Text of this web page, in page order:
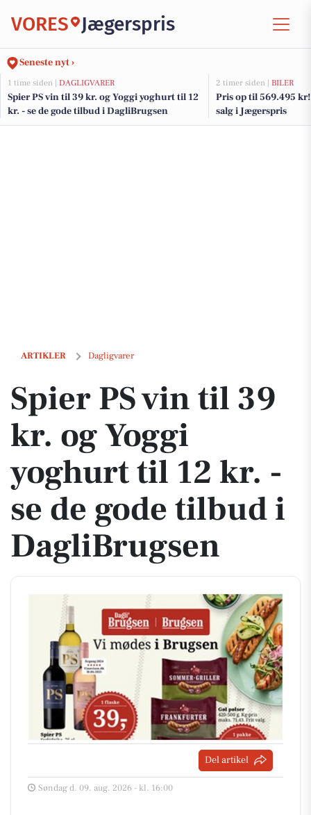
VORES Jægerspris
Seneste nyt ›
1 time siden | DAGLIGVARER
Spier PS vin til 39 kr. og Yoggi yoghurt til 12
kr. - se de gode tilbud i DagliBrugsen
2 timer siden | BILER
Pris op til 569.495
salg i Jægerspris
ARTIKLER Dagligvarer
Spier PS vin til 39 kr. og Yoggi yoghurt til 12 kr. - se de gode tilbud i
Spier PS vin til 39
kr. og Yoggi
yoghurt til 12 kr. -
se de gode tilbud i
DagliBrugsen
Del artikel
Søndag d. 09. aug. 2026 - kl. 16:00